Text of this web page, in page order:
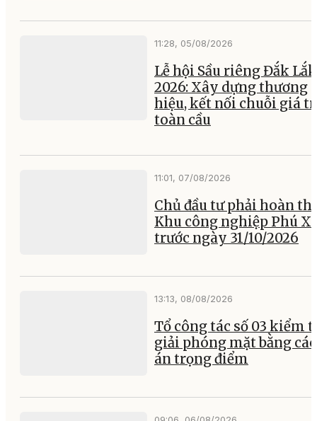
11:28, 05/08/2026
Lễ hội Sầu riêng Đắk Lắk
2026: Xây dựng thương
hiệu, kết nối chuỗi giá
toàn cầu
11:01, 07/08/2026
Chủ đầu tư phải hoàn
Khu công nghiệp Phú
trước ngày 31/10/2026
13:13, 08/08/2026
Tổ công tác số 03 kiểm
giải phóng mặt bằng
án trọng điểm